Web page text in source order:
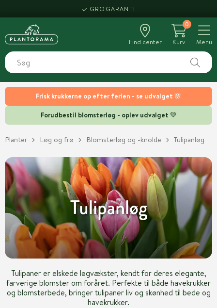
Frisk krukkerne op efter ferien - se udvalget 🌸
Forudbestil blomsterløg - oplev udvalget 💚
HENT SAMME DAG
Find center
0
Kurv
Menu
Planter Løg og frø Blomsterløg og -knolde Tulipanløg
Tulipanløg
Tulipaner er elskede løgvækster, kendt for deres elegante,
farverige blomster om foråret. Perfekte til både havekrukker
og blomsterbede, bringer tulipaner liv og skønhed til bede og
havekrukker.